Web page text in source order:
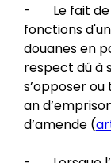
- Le fait de
fonctions
douanes en
respect dû à
s’opposer
an
d’amende (